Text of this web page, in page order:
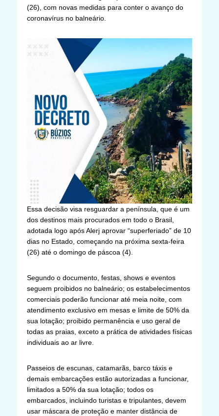
(26), com novas medidas para conter o avanço do
coronavírus no balneário.
Essa decisão visa resguardar a península, que é um
dos destinos mais procurados em todo o Brasil,
adotada logo após Alerj aprovar “superferiado” de 10
dias no Estado, começando na próxima sexta-feira
(26) até o domingo de páscoa (4).
Segundo o documento, festas, shows e eventos
seguem proibidos no balneário; os estabelecimentos
comerciais poderão funcionar até meia noite, com
atendimento exclusivo em mesas e limite de 50% da
sua lotação; proibido permanência e uso geral de
todas as praias, exceto a prática de atividades físicas
individuais ao ar livre.
Passeios de escunas, catamarãs, barco táxis e
demais embarcações estão autorizadas a funcionar,
limitados a 50% da sua lotação; todos os
embarcados, incluindo turistas e tripulantes, devem
usar máscara de proteção e manter distância de